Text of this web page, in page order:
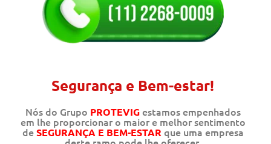
Segurança e Bem-estar!
Nós do Grupo PROTEVIGestamos empenhados
em lhe proporcionar o maior e melhor sentimento
deSEGURANÇA E BEM-ESTAR que uma empresa